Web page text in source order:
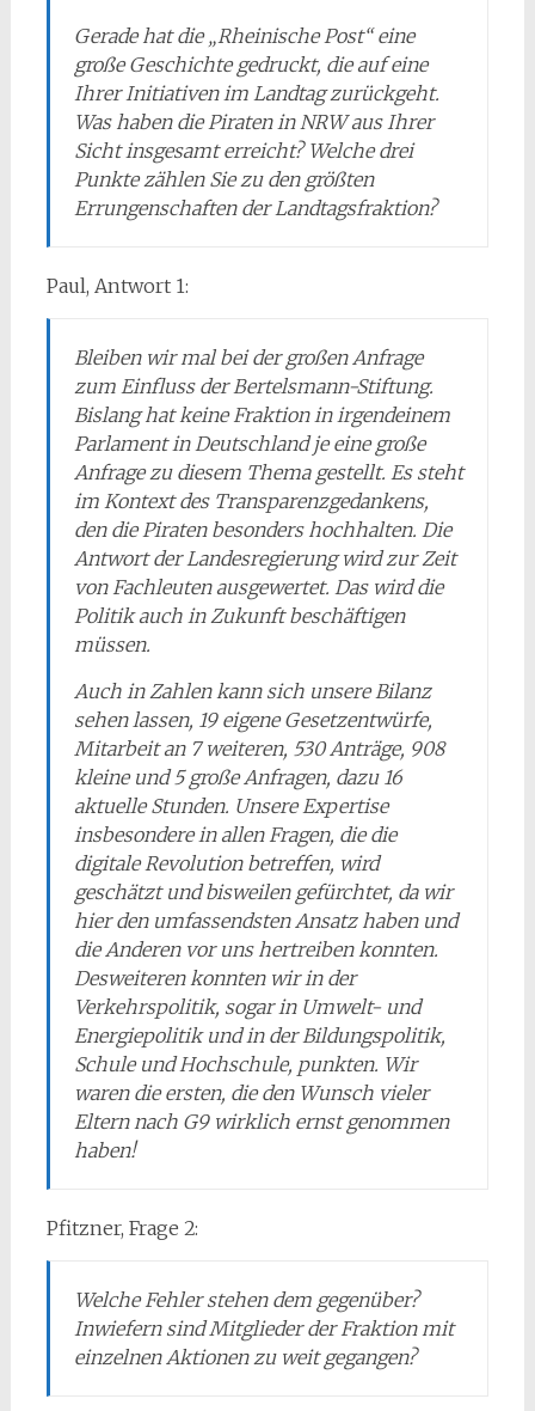
Gerade hat die „Rheinische Post“ eine
große Geschichte gedruckt, die auf eine
Ihrer Initiativen im Landtag zurückgeht.
Was haben die Piraten in NRW aus Ihrer
Sicht insgesamt erreicht? Welche drei
Punkte zählen Sie zu den größten
Errungenschaften der Landtagsfraktion?
Paul, Antwort 1:
Bleiben wir mal bei der großen Anfrage
zum Einfluss der Bertelsmann-Stiftung.
Bislang hat keine Fraktion in irgendeinem
Parlament in Deutschland je eine große
Anfrage zu diesem Thema gestellt. Es steht
im Kontext des Transparenzgedankens,
den die Piraten besonders hochhalten. Die
Antwort der Landesregierung wird zur Zeit
von Fachleuten ausgewertet. Das wird die
Politik auch in Zukunft beschäftigen
müssen.
Auch in Zahlen kann sich unsere Bilanz
sehen lassen, 19 eigene Gesetzentwürfe,
Mitarbeit an 7 weiteren, 530 Anträge, 908
kleine und 5 große Anfragen, dazu 16
aktuelle Stunden. Unsere Expertise
insbesondere in allen Fragen, die die
digitale Revolution betreffen, wird
geschätzt und bisweilen gefürchtet, da wir
hier den umfassendsten Ansatz haben und
die Anderen vor uns hertreiben konnten.
Desweiteren konnten wir in der
Verkehrspolitik, sogar in Umwelt- und
Energiepolitik und in der Bildungspolitik,
Schule und Hochschule, punkten. Wir
waren die ersten, die den Wunsch vieler
Eltern nach G9 wirklich ernst genommen
haben!
Pfitzner, Frage 2:
Welche Fehler stehen dem gegenüber?
Inwiefern sind Mitglieder der Fraktion mit
einzelnen Aktionen zu weit gegangen?